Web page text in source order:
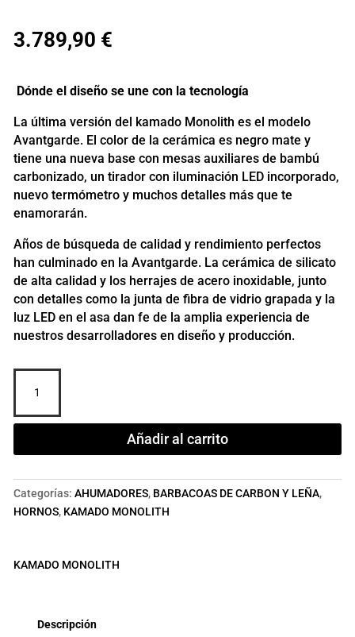
3.789,90 €
Dónde el diseño se une con la tecnología
La última versión del kamado Monolith es el modelo
Avantgarde. El color de la cerámica es negro mate y
tiene una nueva base con mesas auxiliares de bambú
carbonizado, un tirador con iluminación LED incorporado,
nuevo termómetro y muchos detalles más que te
enamorarán.
Años de búsqueda de calidad y rendimiento perfectos
han culminado en la Avantgarde. La cerámica de silicato
de alta calidad y los herrajes de acero inoxidable, junto
con detalles como la junta de fibra de vidrio grapada y la
luz LED en el asa dan fe de la amplia experiencia de
nuestros desarrolladores en diseño y producción.
LeCHEF
AVANTGARDE
Añadir al carrito
Categorías: AHUMADORES, BARBACOAS DE CARBON Y LEÑA,
HORNOS, KAMADO MONOLITH
KAMADO MONOLITH
Descripción